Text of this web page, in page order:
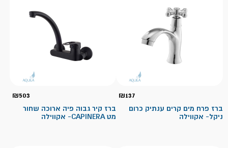
₪137
ברז פרח מים קרים ענתיק כרום
ניקל- אקווילה
₪503
ברז קיר גבוה פיה ארוכה שחור
מט CAPINERA- אקווילה